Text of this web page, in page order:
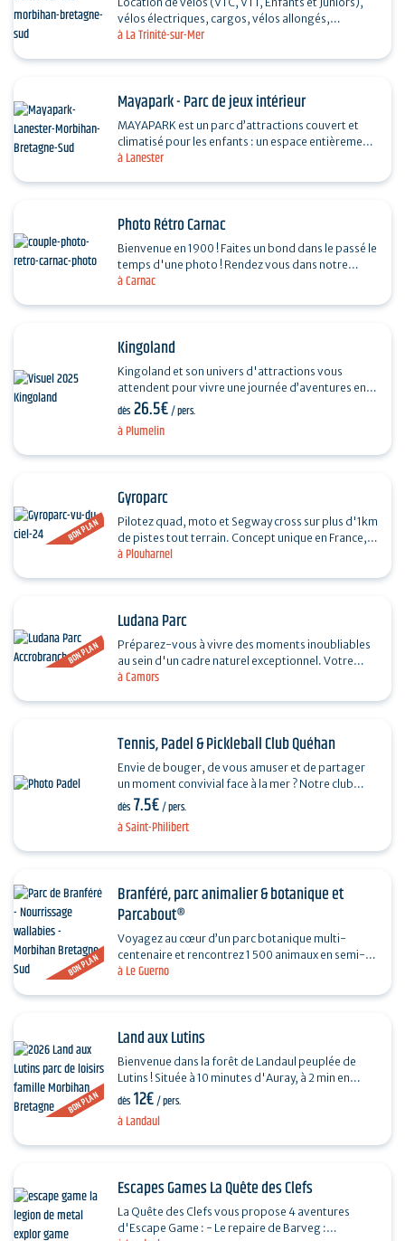
à La Trinité-sur-Mer
vélos électriques, cargos, vélos allongés,
remorques, sièges enfants. Vente de vélos…
à Lanester
Mayapark - Parc de jeux intérieur
MAYAPARK est un parc d’attractions couvert et
climatisé pour les enfants : un espace entièrement
sécurisé pour les grands jusqu’à 12 ans et un…
à Carnac
Photo Rétro Carnac
Bienvenue en 1900 ! Faites un bond dans le passé le
temps d'une photo ! Rendez vous dans notre
studio photo et laissez vous guider ! Le principe
à Plumelin
Kingoland
Kingoland et son univers d'attractions vous
attendent pour vivre une journée d’aventures en
famille ! Quel que soit votre âge, vous trouverez
dès 26.5€/ pers.
BON PLAN
à Plouharnel
Gyroparc
Pilotez quad, moto et Segway cross sur plus d'1km
de pistes tout terrain. Concept unique en France,
Gyroparc propose uniquement des engins 100%…
BON PLAN
à Camors
Ludana Parc
Préparez-vous à vivre des moments inoubliables
au sein d'un cadre naturel exceptionnel. Votre
destination aventure, nichée dans une forêt
à Saint-Philibert
Tennis, Padel & Pickleball Club Quéhan
Envie de bouger, de vous amuser et de partager
un moment convivial face à la mer ? Notre club
vous ouvre ses portes dans un cadre exceptionnel,
où sport…
dès 7.5€/ pers.
BON PLAN à Le Guerno
Branféré, parc animalier & botanique et
Parcabout®
Voyagez au cœur d’un parc botanique multi-
centenaire et rencontrez 1 500 animaux en semi-
liberté originaire des cinq continents. Ne manquez
BON PLAN
à Landaul
Land aux Lutins
Bienvenue dans la forêt de Landaul peuplée de
Lutins ! Située à 10 minutes d'Auray, à 2 min en
sortie de RN165 dans le Morbihan. Entrez dans
dès 12€/ pers.
Escapes Games La Quête des Clefs
La Quête des Clefs vous propose 4 aventures
d'Escape Game : - Le repaire de Barveg :